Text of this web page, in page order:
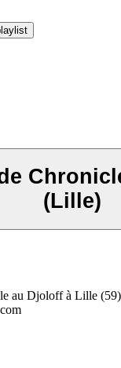
(Lille)
au Djoloff à Lille